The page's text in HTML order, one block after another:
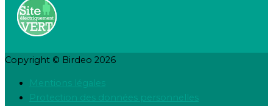
Copyright © Birdeo 2026
Mentions légales
Protection des données personnelles